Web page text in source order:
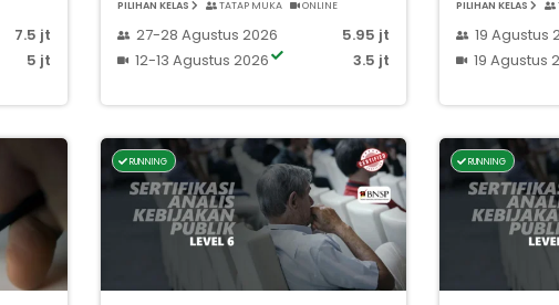
7.5 jt
5 jt
PILIHAN KELAS TATAP MUKA ONLINE
27-28 Agustus 2026
5.95 jt
12-13 Agustus 2026
3.5 jt
RUNNING
PILIHAN KELAS
19 Agustus
19 Agustus
RUNNING